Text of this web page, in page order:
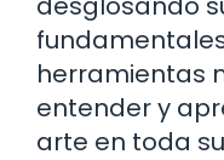
herramientas
entender y
arte en toda